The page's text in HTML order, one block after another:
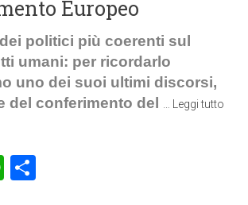
Europeo
politici più coerenti sul
umani: per ricordarlo
uno dei suoi ultimi discorsi,
del conferimento del
Leggi tutto
WhatsApp